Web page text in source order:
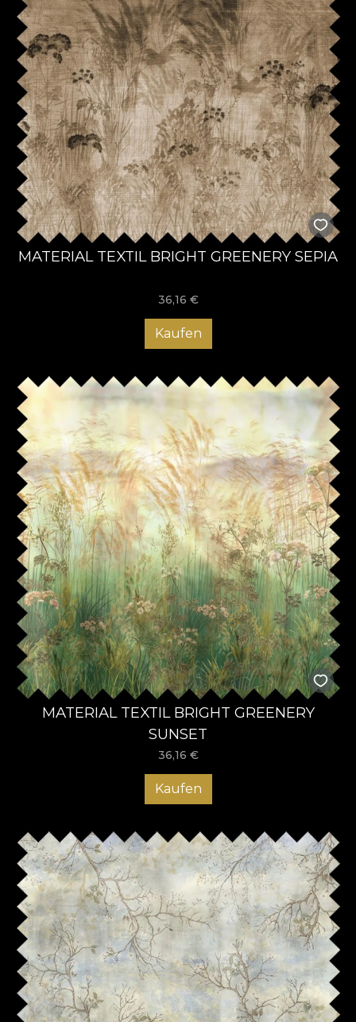
MATERIAL TEXTIL BRIGHT GREENERY SEPIA
36,16 €
Kaufen
MATERIAL TEXTIL BRIGHT GREENERY
SUNSET
36,16 €
Kaufen